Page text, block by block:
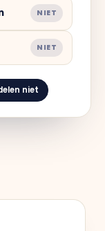
NIET
NIET
niet